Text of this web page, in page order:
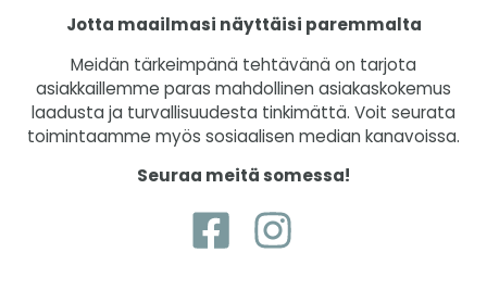
Jotta maailmasi näyttäisi paremmalta
Meidän tärkeimpänä tehtävänä on tarjota
asiakkaillemme paras mahdollinen asiakaskokemus
laadusta ja turvallisuudesta tinkimättä. Voit seurata
toimintaamme myös sosiaalisen median kanavoissa.
Seuraa meitä somessa!